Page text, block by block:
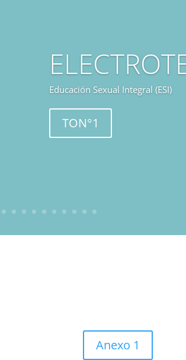
Educación Sexual Integral (ESI)
TON°1
Anexo 1